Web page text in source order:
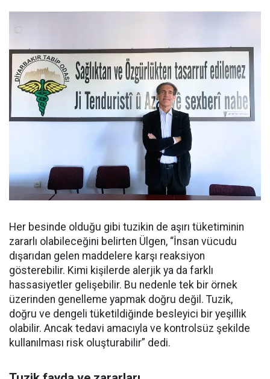
Her besinde olduğu gibi tuzikin de aşırı tüketiminin
zararlı olabileceğini belirten Ülgen, “İnsan vücudu
dışarıdan gelen maddelere karşı reaksiyon
gösterebilir. Kimi kişilerde alerjik ya da farklı
hassasiyetler gelişebilir. Bu nedenle tek bir örnek
üzerinden genelleme yapmak doğru değil. Tuzik,
doğru ve dengeli tüketildiğinde besleyici bir yeşillik
olabilir. Ancak tedavi amacıyla ve kontrolsüz şekilde
kullanılması risk oluşturabilir” dedi.